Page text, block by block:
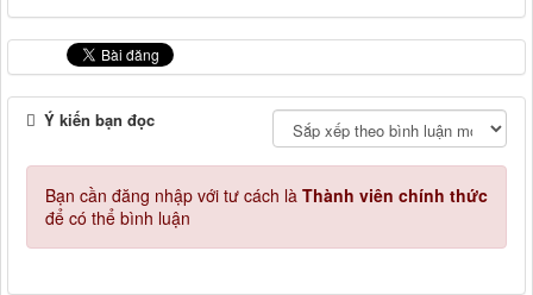
Ý kiến bạn đọc
Bạn cần đăng nhập với tư cách là Thành viên chính thức
để có thể bình luận